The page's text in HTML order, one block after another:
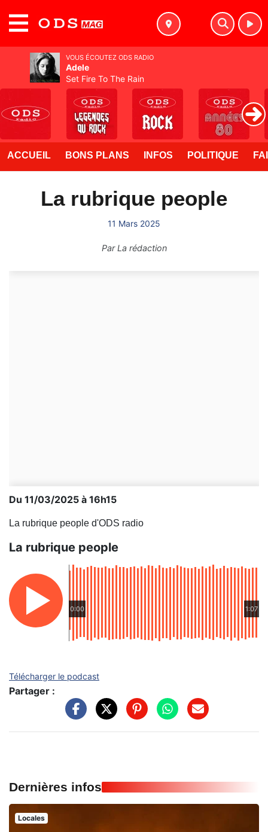
ACCUEIL BONS PLANS INFOS POLITIQUE
La rubrique people
11 Mars 2025
ParLa rédaction
Du 11/03/2025 à 16h15
La rubrique people d'ODS radio
La rubrique people
0:00 1:07
Télécharger le podcast
Partager :
Dernières infos
Locales
VOUS ÉCOUTEZ ODS RADIO
Adele
Set Fire To The Rain